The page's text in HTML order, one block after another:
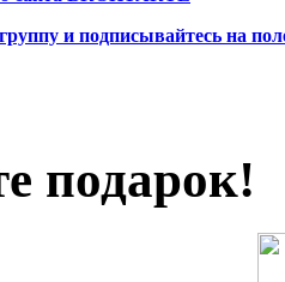
и подписывайтесь на
подарок!